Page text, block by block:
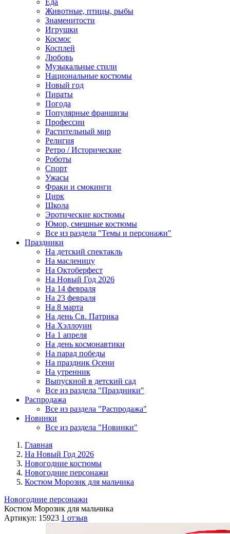
Еда
Животные, птицы, рыбы
Знаменитости
Игрушки
Космос
Косплей
Любовь
Музыкальные стили
Национальные костюмы
Новый год
Пираты
Погода
Популярные франшизы
Профессии
Растительный мир
Религия
Ретро / Исторические
Роботы
Спорт
Ужасы
Фраки и смокинги
Цирк
Школа
Эротические костюмы
Юмор, смешные костюмы
Все из раздела "Темы и персонажи"
Праздники
На детский спектакль
На масленицу
На Октоберфест
На Новый Год 2026
На 14 февраля
На 23 февраля
На 8 марта
На день Св. Патрика
На Хэллоуин
На 1 апреля
На день космонавтики
На парад победы
На праздник Осени
На утренник
Выпускной в детский сад
Все из раздела "Праздники"
Распродажа
Все из раздела "Распродажа"
Новинки
Все из раздела "Новинки"
Главная
На Новый Год 2026
Новогодние костюмы
Новогодние персонажи
Костюм Морозик для мальчика
Новогодние персонажи
Костюм Морозик для мальчика
Артикул: 15923 1 отзыв